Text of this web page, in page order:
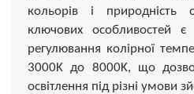
кольорів і природність
ключових особливостей є
регулювання колірної
3000K до 8000K, що
освітлення під різні умови